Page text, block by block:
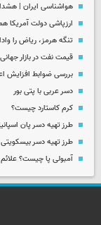
هواشناسی ایران | هشدار نارنجی برای ۴ استان /
ارزپاشی دولت آمریکا
تنگه هرمز، ریاض را
قیمت نفت در بازار
بررسی ضوابط افزایش
دسر عربی با پتی بور
کرم کاستارد چیست؟
طرز تهیه دسر پان
طرز تهیه دسر بیسکویتی
آمبولی پا چیست؟